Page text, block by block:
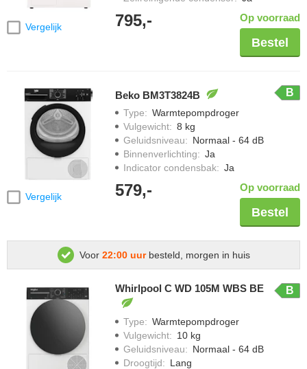
Vergelijk 795,- Op voorraad
Bestel
Vergelijk
Beko BM3T3824B B
Type: Warmtepompdroger
Vulgewicht: 8 kg
Geluidsniveau: Normaal - 64 dB
Binnenverlichting: Ja
Indicator condensbak: Ja
579,- Op voorraad
Bestel
Voor 22:00 uurbesteld, morgen in huis
Whirlpool C WD 105M WBS BE B
Type: Warmtepompdroger
Vulgewicht: 10 kg
Geluidsniveau: Normaal - 64 dB
Droogtijd: Lang